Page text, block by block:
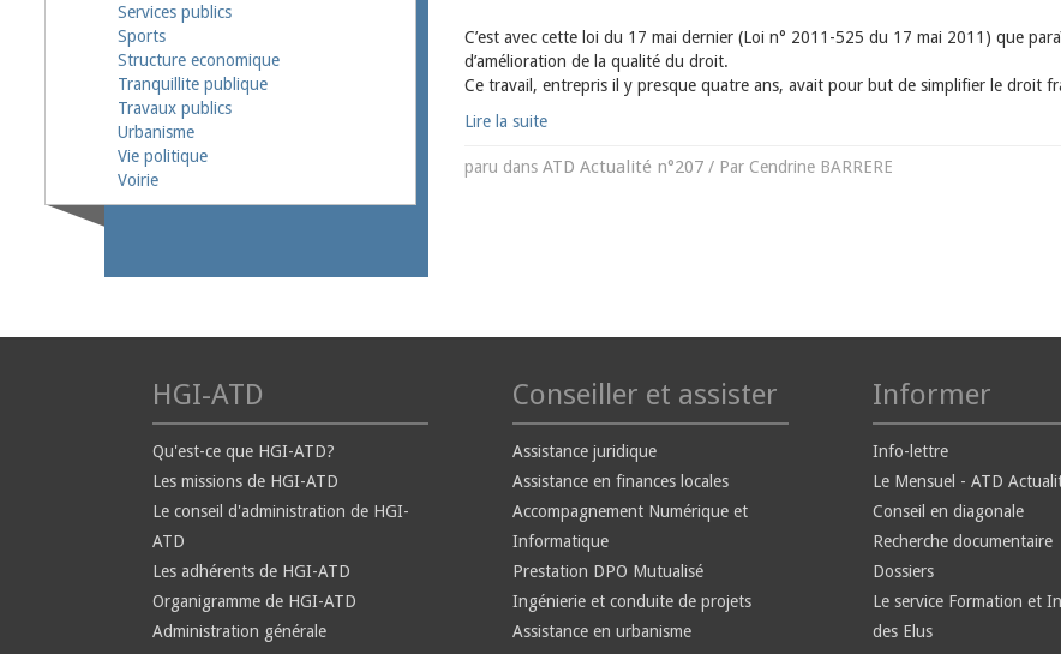
Services publics
Sports
Structure economique
Tranquillite publique
Travaux publics
Urbanisme
Vie politique
Voirie
C’est avec cette loi du 17 mai dernier (Loi n° 2011-525 du 17 mai 2011) que
d’amélioration de la qualité du droit.
Ce travail, entrepris il y presque quatre ans, avait pour but de simplifier le droit
Lire la suite
paru dans ATD Actualité n°207 / Par Cendrine BARRERE
HGI-ATD
Qu'est-ce que HGI-ATD?
Les missions de HGI-ATD
Le conseil d'administration de HGI-
ATD
Les adhérents de HGI-ATD
Organigramme de HGI-ATD
Administration générale
Conseiller et assister
Assistance juridique
Assistance en finances locales
Accompagnement Numérique et
Informatique
Prestation DPO Mutualisé
Ingénierie et conduite de projets
Assistance en urbanisme
Informer
Info-lettre
Le Mensuel - ATD
Conseil en diagonale
Recherche documentaire
Dossiers
Le service Formation et
des Elus